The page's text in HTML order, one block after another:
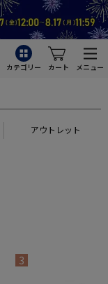
カテゴリー カート メニュー
アウトレット
3